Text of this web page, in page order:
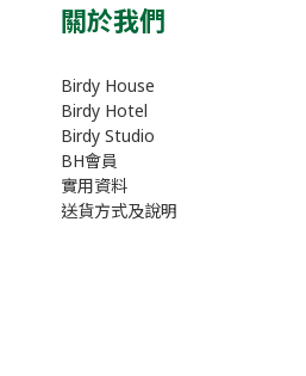
關於我們
Birdy House
Birdy Hotel
Birdy Studio
BH會員
實用資料
送貨方式及說明